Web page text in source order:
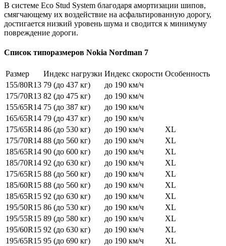
В системе Eco Stud System благодаря амортизации шипов,
смягчающему их воздействие на асфальтированную дорогу,
достигается низкий уровень шума и сводится к минимуму
повреждение дороги.
Список типоразмеров Nokia Nordman 7
Размер Индекс нагрузки Индекс скорости Особенность
155/80R13 79 (до 437 кг)
до 190 км/ч
175/70R13 82 (до 475 кг)
до 190 км/ч
155/65R14 75 (до 387 кг)
до 190 км/ч
165/65R14 79 (до 437 кг)
до 190 км/ч
175/65R14 86 (до 530 кг) до 190 км/ч
XL
175/70R14 88 (до 560 кг) до 190 км/ч
XL
185/65R14 90 (до 600 кг) до 190 км/ч
XL
185/70R14 92 (до 630 кг) до 190 км/ч
XL
175/65R15 88 (до 560 кг) до 190 км/ч
XL
185/60R15 88 (до 560 кг) до 190 км/ч
XL
185/65R15 92 (до 630 кг) до 190 км/ч
XL
195/50R15 86 (до 530 кг) до 190 км/ч
XL
195/55R15 89 (до 580 кг) до 190 км/ч
XL
195/60R15 92 (до 630 кг) до 190 км/ч
XL
195/65R15 95 (до 690 кг) до 190 км/ч
XL